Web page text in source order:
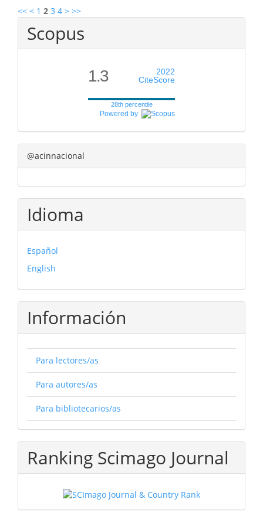
<< < 1 2 3 4 > >>
Scopus
1.3
2022
CiteScore
28th percentile
Powered by
@acinnacional
Idioma
Español
English
Información
Para lectores/as
Para autores/as
Para bibliotecarios/as
Ranking Scimago Journal